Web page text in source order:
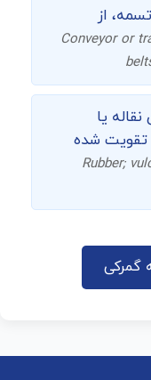
از
Conveyor or
یا
تقویت شده
Rubber;
گمرکی